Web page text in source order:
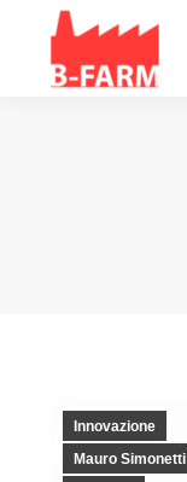
Innovazione
Mauro Simonetti
Home